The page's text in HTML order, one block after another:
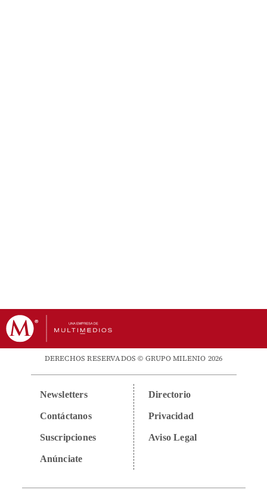
DERECHOS RESERVADOS © GRUPO MILENIO 2026
Newsletters
Contáctanos
Suscripciones
Anúnciate
Directorio
Privacidad
Aviso Legal